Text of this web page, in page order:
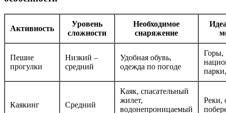
Активность
Уровень
сложности
Необходимое
снаряжение
Пешие
прогулки
Низкий –
средний
Удобная обувь,
одежда по погоде
Горы,
Каякинг Средний
Каяк, спасательный
жилет,
водонепроницаемый
Реки,